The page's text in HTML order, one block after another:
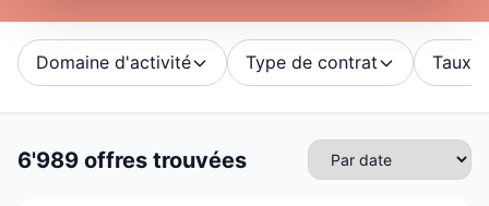
Domaine d'activité Type de contrat Taux
6'989 offres trouvées